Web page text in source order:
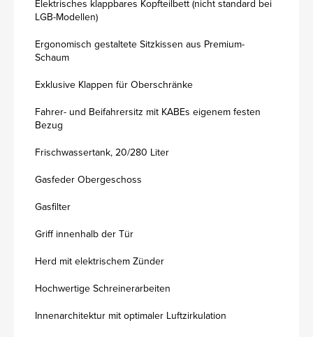
Elektrisches klappbares Kopfteilbett (nicht standard bei
LGB-Modellen)
Ergonomisch gestaltete Sitzkissen aus Premium-
Schaum
Exklusive Klappen für Oberschränke
Fahrer- und Beifahrersitz mit KABEs eigenem festen
Bezug
Frischwassertank, 20/280 Liter
Gasfeder Obergeschoss
Gasfilter
Griff innenhalb der Tür
Herd mit elektrischem Zünder
Hochwertige Schreinerarbeiten
Innenarchitektur mit optimaler Luftzirkulation